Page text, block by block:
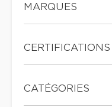
MARQUES
CERTIFICATIONS
CATÉGORIES